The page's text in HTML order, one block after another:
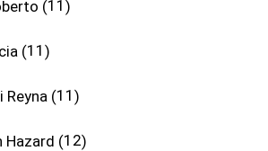
11
11
Reyna 11
Hazard 12